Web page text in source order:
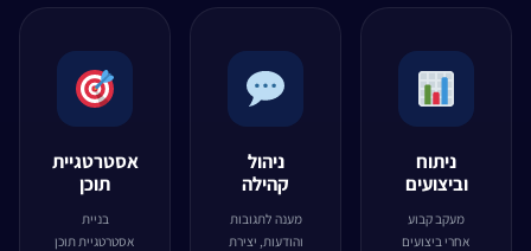
ניתוח
וביצועים
מעקב קבוע
אחרי ביצועים
ניהול
קהילה
מענה לתגובות
והודעות, יצירת
אסטרטגיית
תוכן
בניית
אסטרטגיית תוכן